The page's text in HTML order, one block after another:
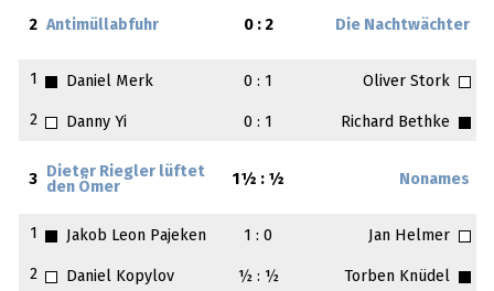
2 Antimüllabfuhr 0 : 2 Die Nachtwächter
1 Daniel Merk 0 : 1 Oliver Stork
2 Danny Yi 0 : 1 Richard Bethke
3
Dieter Riegler lüftet
den Ömer
1½ : ½ Nonames
1 Jakob Leon Pajeken 1 : 0 Jan Helmer
2 Daniel Kopylov ½ : ½ Torben Knüdel